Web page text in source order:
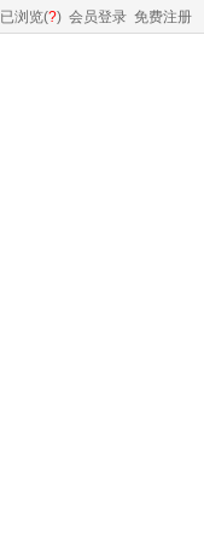
已浏览(?) 会员登录 免费注册